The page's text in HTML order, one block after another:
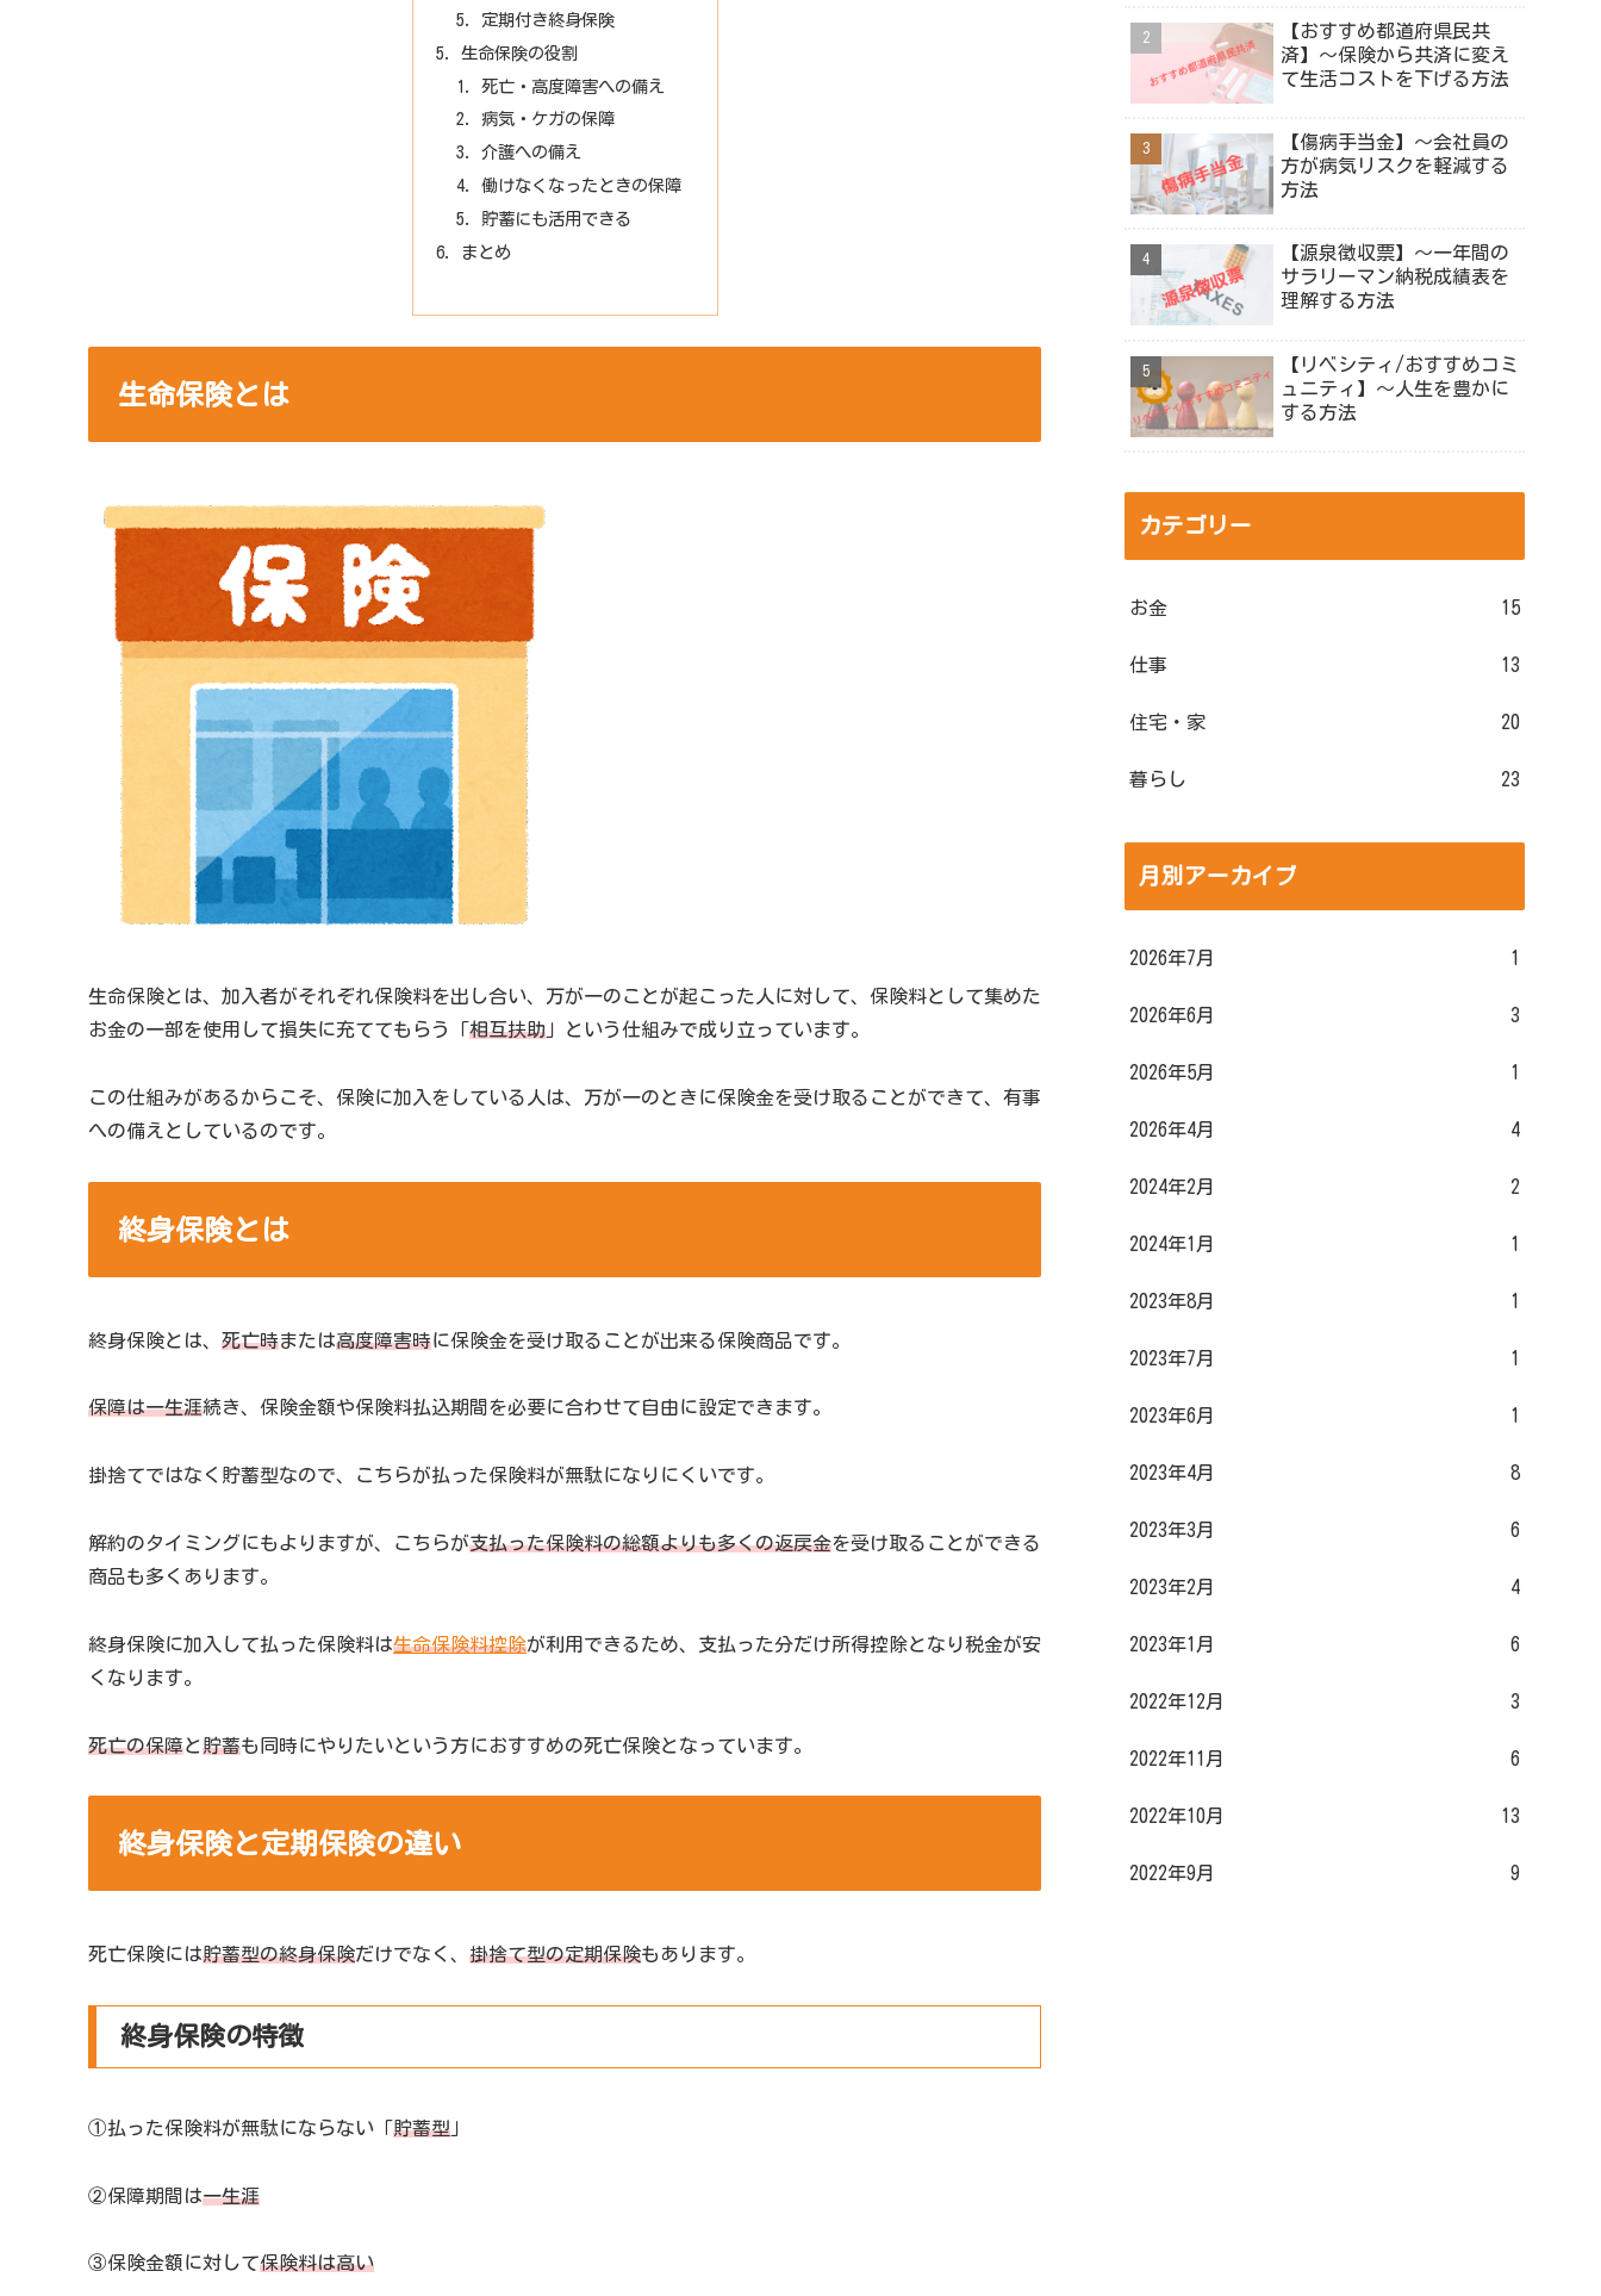
定期付き終身保険
生命保険の役割
死亡・高度障害への備え
病気・ケガの保障
介護への備え
働けなくなったときの保障
貯蓄にも活用できる
まとめ
生命保険とは
生命保険とは、加入者がそれぞれ保険料を出し合い、万が一のことが起こった人に対して、保険料として集めた
お金の一部を使用して損失に充ててもらう「相互扶助 」という仕組みで成り立っています。
この仕組みがあるからこそ、保険に加入をしている人は、万が一のときに保険金を受け取ることができて、有事
への備えとしているのです。
終身保険とは
終身保険とは、 死亡時または高度障害時に保険金を受け取ることが出来る保険商品です。
保障は一生涯続き、保険金額や保険料払込期間を必要に合わせて自由に設定できます。
掛捨てではなく貯蓄型なので、こちらが払った保険料が無駄になりにくいです。
解約のタイミングにもよりますが、こちらが支払った保険料の総額よりも多くの返戻金を受け取ることができる
商品も多くあります。
終身保険に加入して払った保険料は生命保険料控除が利用できるため、支払った分だけ所得控除となり税金が安
くなります。
死亡の保障と貯蓄も同時にやりたいという方におすすめの死亡保険となっています。
終身保険と定期保険の違い
死亡保険には貯蓄型の終身保険だけでなく、 掛捨て型の定期保険もあります。
終身保険の特徴
①払った保険料が無駄にならない「貯蓄型 」
②保障期間は一生涯
③保険金額に対して保険料は高い
【おすすめ都道府県民共
済】～保険から共済に変え
て生活コストを下げる方法
【傷病手当金】～会社員の
方が病気リスクを軽減する
方法
【源泉徴収票】～一年間の
サラリーマン納税成績表を
理解する方法
【リベシティ/おすすめコミ
ュニティ】～人生を豊かに
する方法
カテゴリー
お金 15
仕事 13
住宅・家 20
暮らし 23
月別アーカイブ
2026年7月 1
2026年6月 3
2026年5月 1
2026年4月 4
2024年2月 2
2024年1月 1
2023年8月 1
2023年7月 1
2023年6月 1
2023年4月 8
2023年3月 6
2023年2月 4
2023年1月 6
2022年12月 3
2022年11月 6
2022年10月 13
2022年9月 9